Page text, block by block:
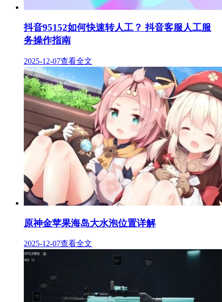
抖音95152如何快速转人工？ 抖音客服人工服
务操作指南
2025-12-07查看全文
原神金苹果海岛大水泡位置详解
2025-12-07查看全文